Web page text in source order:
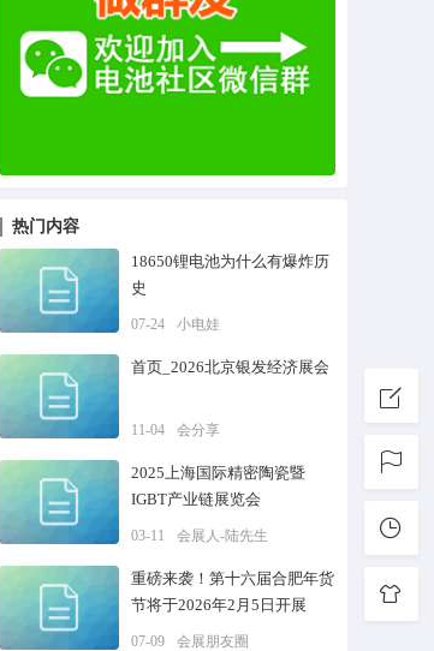
热门内容
18650锂电池为什么有爆炸历
史
07-24 小电娃
首页_2026北京银发经济展会
11-04 会分享
2025上海国际精密陶瓷暨
IGBT产业链展览会
03-11 会展人-陆先生
重磅来袭！第十六届合肥年货
节将于2026年2月5日开展
07-09 会展朋友圈